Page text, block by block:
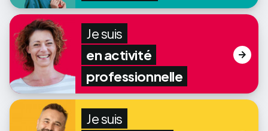
Je suis
en activité
professionnelle
Je suis